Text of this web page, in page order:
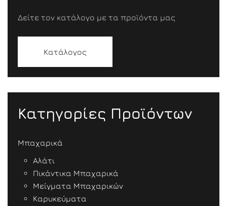
Δείτε τον κατάλογο με τα προϊόντα μας
Κατάλογος
Κατηγορίες Προϊόντων
Μπαχαρικά
Αλάτι
Πικάντικα Μπαχαρικά
Μείγματα Μπαχαρικών
Καρυκεύματα